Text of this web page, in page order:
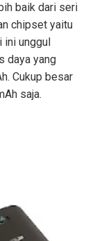
baik dari seri
chipset yaitu
ini unggul
daya yang
Cukup besar
saja.